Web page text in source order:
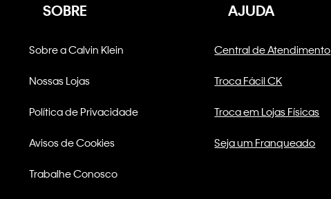
SOBRE
Sobre a Calvin Klein
Nossas Lojas
Política de Privacidade
Avisos de Cookies
Trabalhe Conosco
AJUDA
Central de Atendimento
Troca Fácil CK
Troca em Lojas Físicas
Seja um Franqueado